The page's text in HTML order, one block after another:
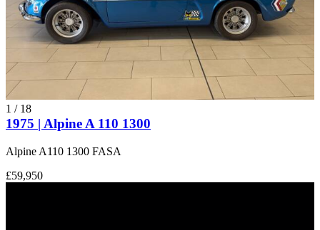
1 / 18
1975 | Alpine A 110 1300
Alpine A110 1300 FASA
£59,950